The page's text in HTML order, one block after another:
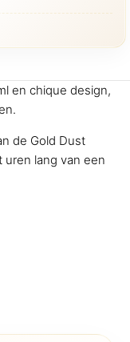
en chique design,
de Gold Dust
lang van een